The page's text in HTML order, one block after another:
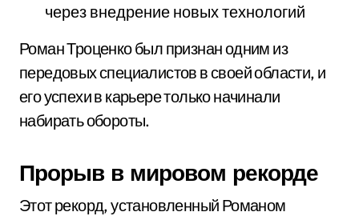
через внедрение новых технологий
Роман Троценко был признан одним из
передовых специалистов в своей области, и
его успехи в карьере только начинали
набирать обороты.
Прорыв в мировом рекорде
Этот рекорд, установленный Романом